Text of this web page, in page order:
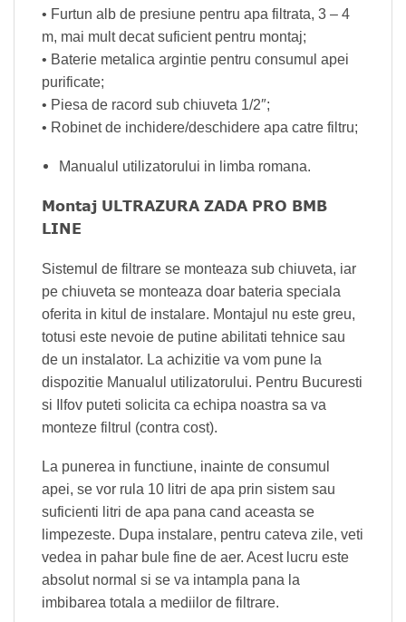
• Furtun alb de presiune pentru apa filtrata, 3 – 4
m, mai mult decat suficient pentru montaj;
• Baterie metalica argintie pentru consumul apei
purificate;
• Piesa de racord sub chiuveta 1/2″;
• Robinet de inchidere/deschidere apa catre filtru;
Manualul utilizatorului in limba romana.
Montaj ULTRAZURA ZADA PRO BMB
LINE
Sistemul de filtrare se monteaza sub chiuveta, iar
pe chiuveta se monteaza doar bateria speciala
oferita in kitul de instalare. Montajul nu este greu,
totusi este nevoie de putine abilitati tehnice sau
de un instalator. La achizitie va vom pune la
dispozitie Manualul utilizatorului. Pentru Bucuresti
si Ilfov puteti solicita ca echipa noastra sa va
monteze filtrul (contra cost).
La punerea in functiune, inainte de consumul
apei, se vor rula 10 litri de apa prin sistem sau
suficienti litri de apa pana cand aceasta se
limpezeste. Dupa instalare, pentru cateva zile, veti
vedea in pahar bule fine de aer. Acest lucru este
absolut normal si se va intampla pana la
imbibarea totala a mediilor de filtrare.